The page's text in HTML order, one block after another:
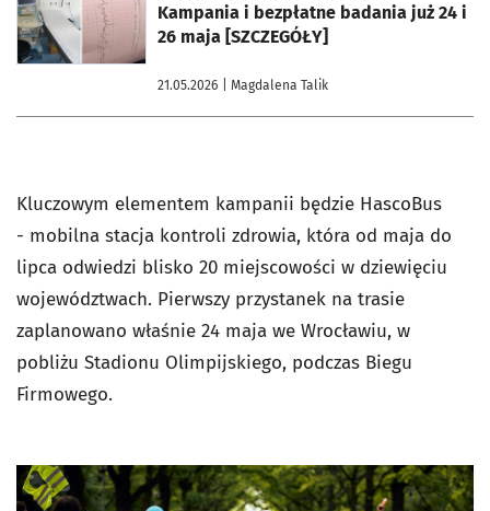
Kampania i bezpłatne badania już 24 i
26 maja [SZCZEGÓŁY]
21.05.2026 | Magdalena Talik
Kluczowym elementem kampanii będzie HascoBus
- mobilna stacja kontroli zdrowia, która od maja do
lipca odwiedzi blisko 20 miejscowości w dziewięciu
województwach. Pierwszy przystanek na trasie
zaplanowano właśnie 24 maja we Wrocławiu, w
pobliżu Stadionu Olimpijskiego, podczas Biegu
Firmowego.